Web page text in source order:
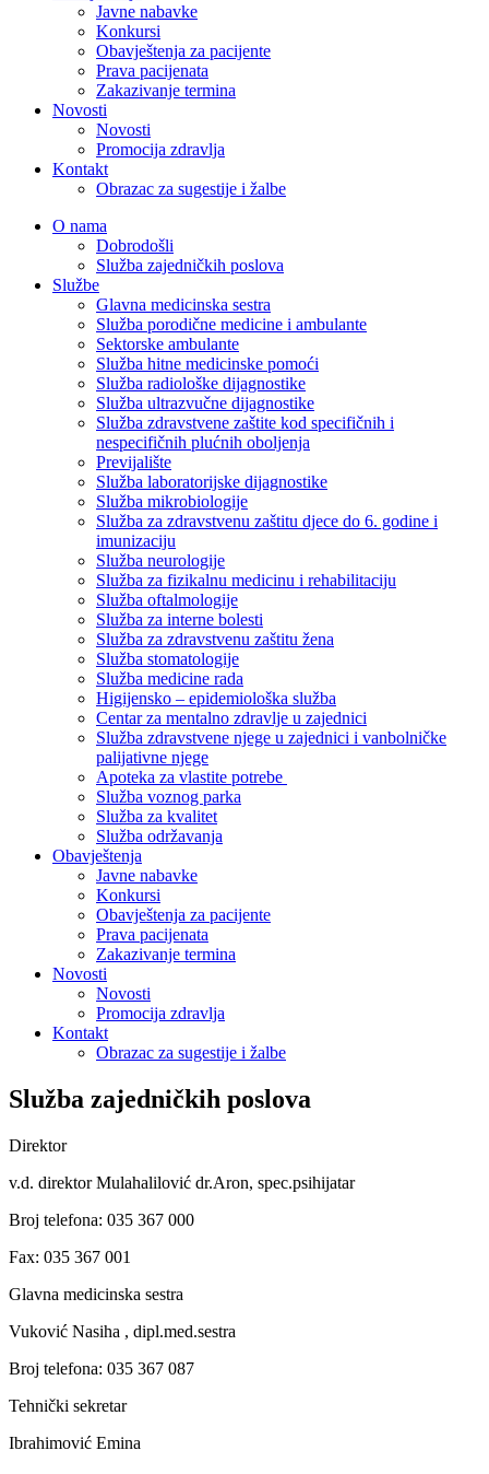
Javne nabavke
Konkursi
Obavještenja za pacijente
Prava pacijenata
Zakazivanje termina
Novosti
Novosti
Promocija zdravlja
Kontakt
Obrazac za sugestije i žalbe
O nama
Dobrodošli
Služba zajedničkih poslova
Službe
Glavna medicinska sestra
Služba porodične medicine i ambulante
Sektorske ambulante
Služba hitne medicinske pomoći
Služba radiološke dijagnostike
Služba ultrazvučne dijagnostike
Služba zdravstvene zaštite kod specifičnih i
nespecifičnih plućnih oboljenja
Previjalište
Služba laboratorijske dijagnostike
Služba mikrobiologije
Služba za zdravstvenu zaštitu djece do 6. godine i
imunizaciju
Služba neurologije
Služba za fizikalnu medicinu i rehabilitaciju
Služba oftalmologije
Služba za interne bolesti
Služba za zdravstvenu zaštitu žena
Služba stomatologije
Služba medicine rada
Higijensko – epidemiološka služba
Centar za mentalno zdravlje u zajednici
Služba zdravstvene njege u zajednici i vanbolničke
palijativne njege
Apoteka za vlastite potrebe
Služba voznog parka
Služba za kvalitet
Služba održavanja
Obavještenja
Javne nabavke
Konkursi
Obavještenja za pacijente
Prava pacijenata
Zakazivanje termina
Novosti
Novosti
Promocija zdravlja
Kontakt
Obrazac za sugestije i žalbe
Služba zajedničkih poslova
Direktor
v.d. direktor Mulahalilović dr.Aron, spec.psihijatar
Broj telefona: 035 367 000
Fax: 035 367 001
Glavna medicinska sestra
Vuković Nasiha , dipl.med.sestra
Broj telefona: 035 367 087
Tehnički sekretar
Ibrahimović Emina